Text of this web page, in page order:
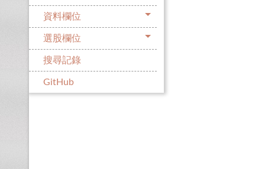
資料欄位
選股欄位
搜尋記錄
GitHub